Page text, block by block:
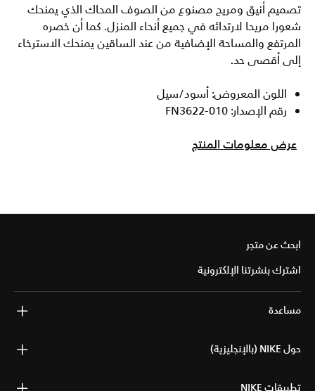
تصميم أنيق ومريح مصنوع من الصوف المحاك الذي يمنحك
شعورا مريحا لارتدائه في جميع أنحاء المنزل. كما أن خصره
المرتفع والمساحة الإضافية من عند الساقين يمنحك الاسترخاء
إلى أقصى حد.
اللون المعروض: أسود/سيل
رقم الإصدار: FN3622-010
عرض معلومات المنتج
ابحث عن متجر
اشترك بنشرتنا الإلكترونية
مساعدة
حول NIKE (بالإنجليزية)